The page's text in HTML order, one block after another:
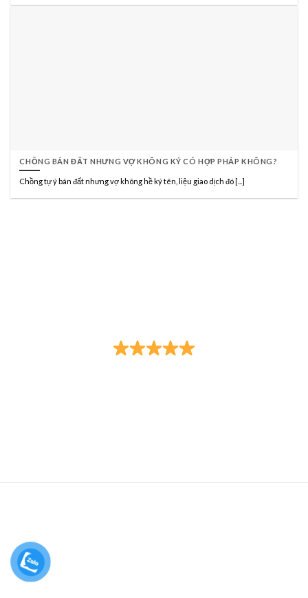
CHỒNG BÁN ĐẤT NHƯNG VỢ KHÔNG KÝ CÓ HỢP PHÁP KHÔNG?
Chồng tự ý bán đất nhưng vợ không hề ký tên, liệu giao dịch đó [...]